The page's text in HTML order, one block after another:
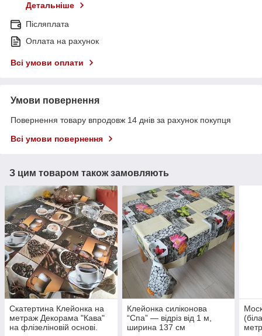
Детальніше
Післяплата
Оплата на рахунок
Всі умови оплати
Умови повернення
Повернення товару впродовж 14 днів за рахунок покупця
Всі умови повернення
З цим товаром також замовляють
Скатертина Клейонка на
метраж Декорама "Кава"
на флізеліновій основі.
Клейонка силіконова
“Спа” — відріз від 1 м,
ширина 137 см